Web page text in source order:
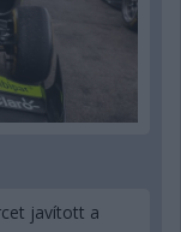
javított a